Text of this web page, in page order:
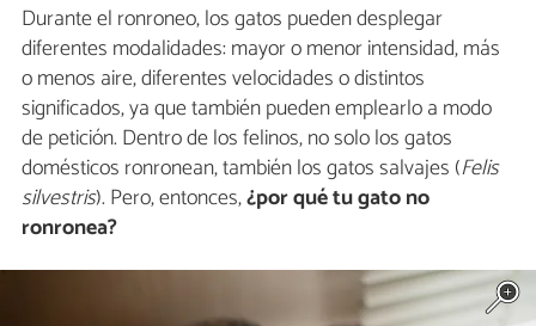
Durante el ronroneo, los gatos pueden desplegar
diferentes modalidades: mayor o menor intensidad, más
o menos aire, diferentes velocidades o distintos
significados, ya que también pueden emplearlo a modo
de petición. Dentro de los felinos, no solo los gatos
domésticos ronronean, también los gatos salvajes (Felis
silvestris). Pero, entonces,¿por qué tu gato no
ronronea?